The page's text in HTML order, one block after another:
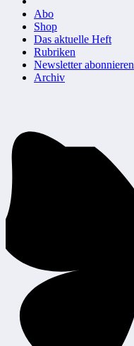
Abo
Shop
Das aktuelle Heft
Rubriken
Newsletter abonnieren
Archiv